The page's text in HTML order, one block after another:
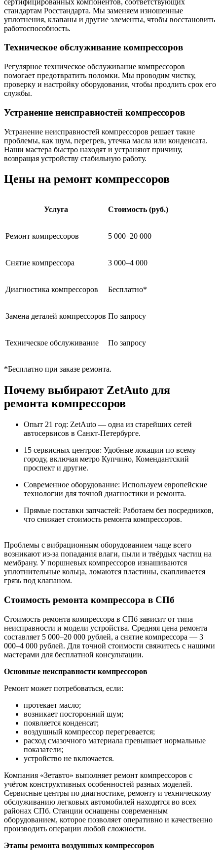
стандартам Росстандарта. Мы заменяем изношенные
уплотнения, клапаны и другие элементы, чтобы восстановить
работоспособность.
Техническое обслуживание компрессоров
Регулярное техническое обслуживание компрессоров
помогает предотвратить поломки. Мы проводим чистку,
проверку и настройку оборудования, чтобы продлить срок его
службы.
Устранение неисправностей компрессоров
Устранение неисправностей компрессоров решает такие
проблемы, как шум, перегрев, утечка масла или конденсата.
Наши мастера быстро находят и устраняют причину,
возвращая устройству стабильную работу.
Цены на ремонт компрессоров
Услуга Стоимость (руб.)
Ремонт компрессоров 5 000–20 000
Снятие компрессора 3 000–4 000
Диагностика компрессоров Бесплатно*
Замена деталей компрессоров По запросу
Техническое обслуживание По запросу
*Бесплатно при заказе ремонта.
Почему выбирают ZetAuto для
ремонта компрессоров
Опыт 21 год: ZetAuto — одна из старейших сетей
автосервисов в Санкт-Петербурге.
15 сервисных центров: Удобные локации по всему
городу, включая метро Купчино, Комендантский
проспект и другие.
Современное оборудование: Используем европейские
технологии для точной диагностики и ремонта.
Прямые поставки запчастей: Работаем без посредников,
что снижает стоимость ремонта компрессоров.
Проблемы с вибрационным оборудованием чаще всего
возникают из-за попадания влаги, пыли и твёрдых частиц на
мембрану. У поршневых компрессоров изнашиваются
уплотнительные кольца, ломаются пластины, скапливается
грязь под клапаном.
Стоимость ремонта компрессора в СПб
Стоимость ремонта компрессора в СПб зависит от типа
неисправности и модели устройства. Средняя цена ремонта
составляет 5 000–20 000 рублей, а снятие компрессора — 3
000–4 000 рублей. Для точной стоимости свяжитесь с нашими
мастерами для бесплатной консультации.
Основные неисправности компрессоров
Ремонт может потребоваться, если:
протекает масло;
возникает посторонний шум;
появляется конденсат;
воздушный компрессор перегревается;
расход смазочного материала превышает нормальные
показатели;
устройство не включается.
Компания «Зетавто» выполняет ремонт компрессоров с
учётом конструктивных особенностей разных моделей.
Сервисные центры по диагностике, ремонту и техническому
обслуживанию легковых автомобилей находятся во всех
районах СПб. Станции оснащены современным
оборудованием, которое позволяет оперативно и качественно
производить операции любой сложности.
Этапы ремонта воздушных компрессоров